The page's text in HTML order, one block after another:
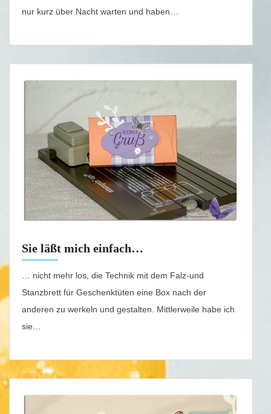
nur kurz über Nacht warten und haben…
Sie läßt mich einfach…
… nicht mehr los, die Technik mit dem Falz-und
Stanzbrett für Geschenktüten eine Box nach der
anderen zu werkeln und gestalten. Mittlerweile habe ich
sie…